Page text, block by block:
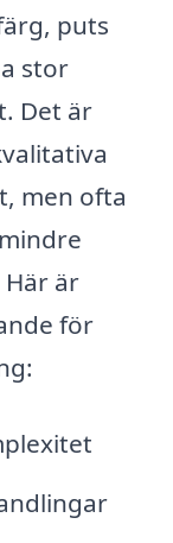
puts
stor
Det är
men ofta
är
för